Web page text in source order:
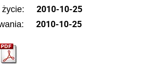
2010-10-25
2010-10-25